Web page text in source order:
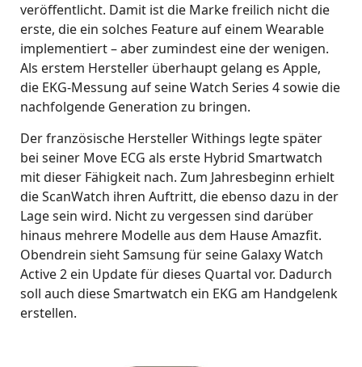
veröffentlicht. Damit ist die Marke freilich nicht die
erste, die ein solches Feature auf einem Wearable
implementiert – aber zumindest eine der wenigen.
Als erstem Hersteller überhaupt gelang es Apple,
die EKG-Messung auf seine Watch Series 4 sowie die
nachfolgende Generation zu bringen.
Der französische Hersteller Withings legte später
bei seiner Move ECG als erste Hybrid Smartwatch
mit dieser Fähigkeit nach. Zum Jahresbeginn erhielt
die ScanWatch ihren Auftritt, die ebenso dazu in der
Lage sein wird. Nicht zu vergessen sind darüber
hinaus mehrere Modelle aus dem Hause Amazfit.
Obendrein sieht Samsung für seine Galaxy Watch
Active 2 ein Update für dieses Quartal vor. Dadurch
soll auch diese Smartwatch ein EKG am Handgelenk
erstellen.